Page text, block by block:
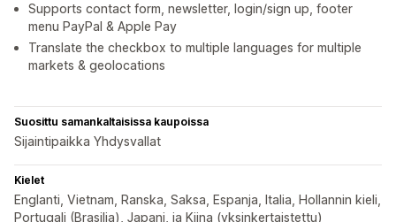
Supports contact form, newsletter, login/sign up, footer
menu PayPal & Apple Pay
Translate the checkbox to multiple languages for multiple
markets & geolocations
Suosittu samankaltaisissa kaupoissa
Sijaintipaikka Yhdysvallat
Kielet
Englanti, Vietnam, Ranska, Saksa, Espanja, Italia, Hollannin kieli,
Portugali (Brasilia), Japani, ja Kiina (yksinkertaistettu)